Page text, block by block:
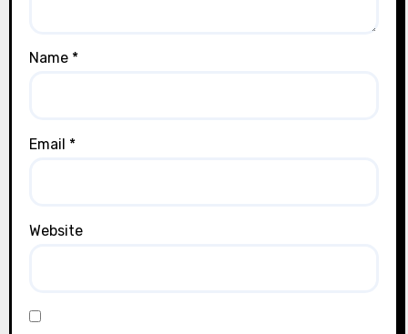
Name *
Email *
Website